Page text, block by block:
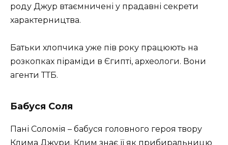
роду Джур втаємничені у прадавні секрети
характерництва.
Батьки хлопчика уже пів року працюють на
розкопках піраміди в Єгипті, археологи. Вони
агенти ТТБ.
Бабуся Соля
Пані Соломія – бабуся головного героя твору
Клима Джури. Клим знає її як прибиральницю